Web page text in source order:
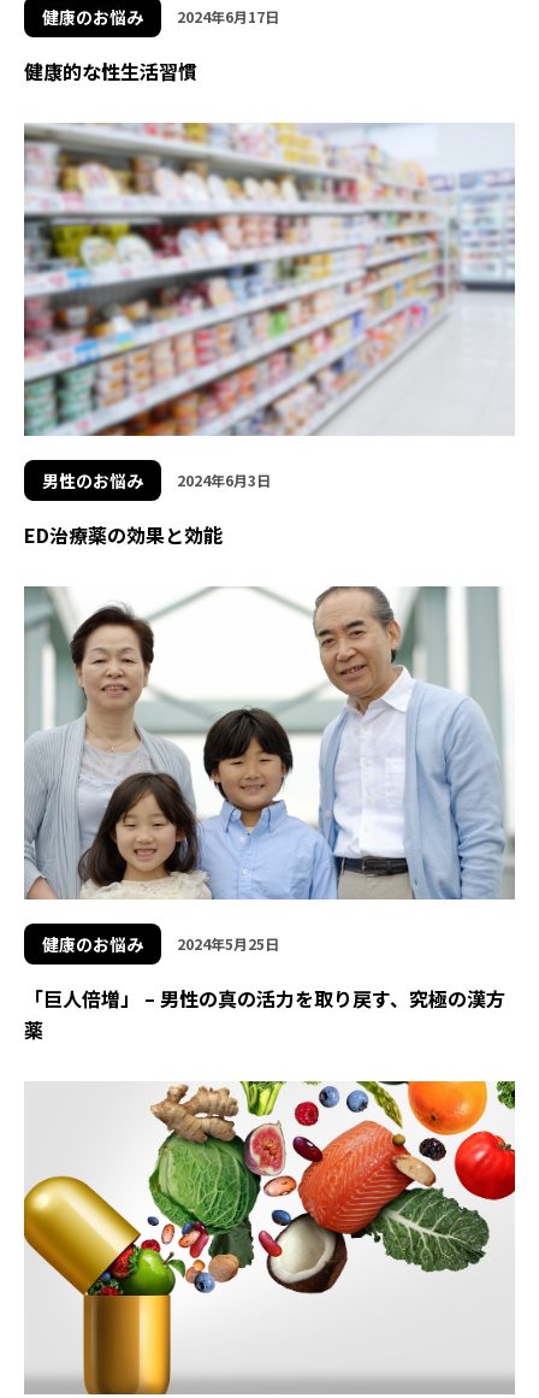
健康のお悩み 2024年6月17日
健康的な性生活習慣
男性のお悩み 2024年6月3日
ED治療薬の効果と効能
健康のお悩み 2024年5月25日
「巨人倍増」 – 男性の真の活力を取り戻す、究極の漢方
薬